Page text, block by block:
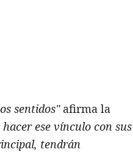
sentidos"afirma la
ese vínculo con sus
tendrán